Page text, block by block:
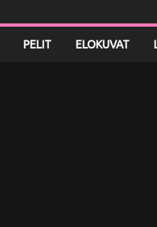
PELIT ELOKUVAT